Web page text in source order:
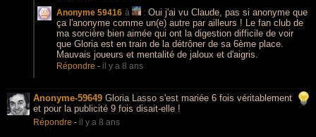
Anonyme 59416 à : Oui j'ai vu Claude, pas si anonyme que
ça l'anonyme comme un(e) autre par ailleurs ! Le fan club de
ma sorcière bien aimée qui ont la digestion difficile de voir
que Gloria est en train de la détrôner de sa 6ème place.
Mauvais joueurs et mentalité de jaloux et d'aigris.
Répondre - il y a 8 ans
Anonyme-59649 Gloria Lasso s'est mariée 6 fois véritablement
et pour la publicité 9 fois disait-elle !
Répondre - il y a 8 ans